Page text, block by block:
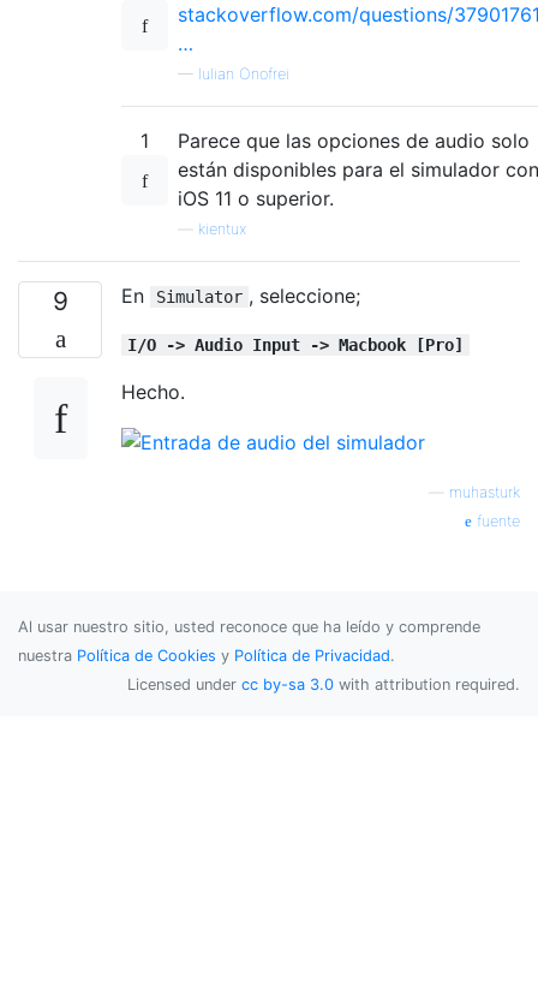
stackoverflow.com/questions/
…
— Iulian Onofrei
1
Parece que las opciones de audio solo
están disponibles para el simulador con
iOS 11 o superior.
kientux
9 En Simulator , seleccione;
I/O -> Audio Input -> Macbook [Pro]
Hecho.
muhasturk
fuente
Al usar nuestro sitio, usted reconoce que ha leído y comprende
nuestra Política de Cookies y Política de Privacidad.
Licensed under cc by-sa 3.0 with attribution required.